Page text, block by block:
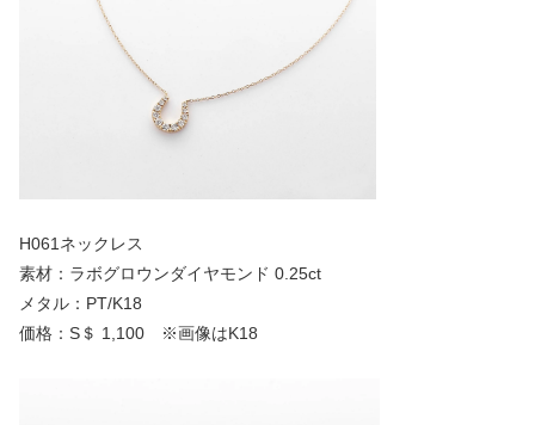
H061ネックレス
素材：ラボグロウンダイヤモンド 0.25ct
メタル：PT/K18
価格：S＄ 1,100 ※画像はK18